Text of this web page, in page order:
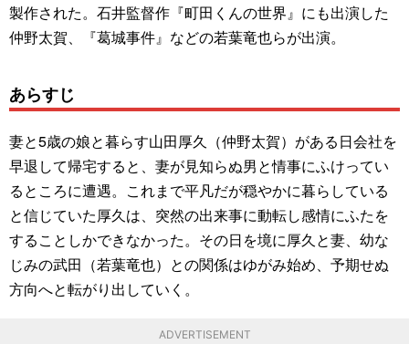
製作された。石井監督作『町田くんの世界』にも出演した
仲野太賀、『葛城事件』などの若葉竜也らが出演。
あらすじ
妻と5歳の娘と暮らす山田厚久（仲野太賀）がある日会社を
早退して帰宅すると、妻が見知らぬ男と情事にふけってい
るところに遭遇。これまで平凡だが穏やかに暮らしている
と信じていた厚久は、突然の出来事に動転し感情にふたを
することしかできなかった。その日を境に厚久と妻、幼な
じみの武田（若葉竜也）との関係はゆがみ始め、予期せぬ
方向へと転がり出していく。
ADVERTISEMENT